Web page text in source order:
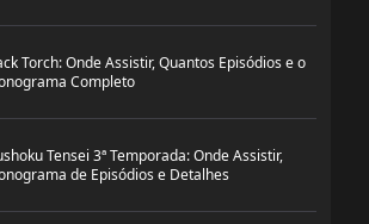
Torch: Onde Assistir, Quantos Episódios e o
Completo
Tensei 3ª Temporada: Onde Assistir,
de Episódios e Detalhes